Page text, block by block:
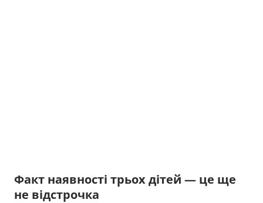
Факт наявності трьох дітей — це ще
не відстрочка